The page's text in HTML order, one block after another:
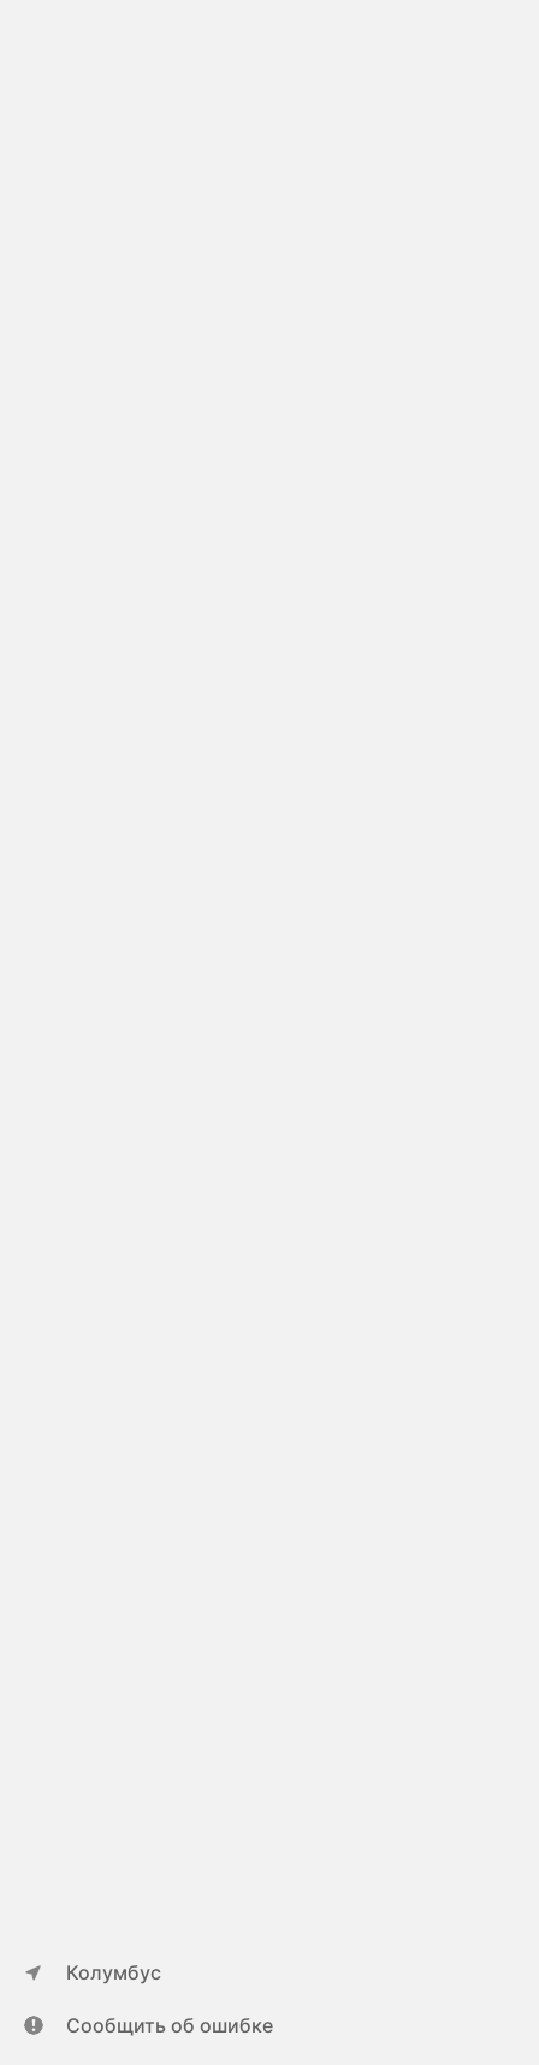
Колумбус
Сообщить об ошибке